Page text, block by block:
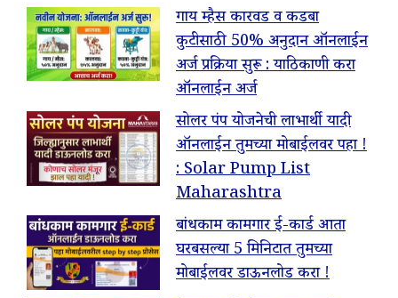
गाय म्हैस कारवड व कडबा
कुटीसाठी 50% अनुदान ऑनलाईन
अर्ज प्रक्रिया सुरू : याठिकाणी करा
ऑनलाईन अर्ज
सोलर पंप योजनेची लाभार्थी यादी
ऑनलाईन तुमच्या मोबाईलवर पहा !
: Solar Pump List
Maharashtra
बांधकाम कामगार ई-कार्ड आता
घरबसल्या 5 मिनिटात तुमच्या
मोबाईलवर डाऊनलोड करा !